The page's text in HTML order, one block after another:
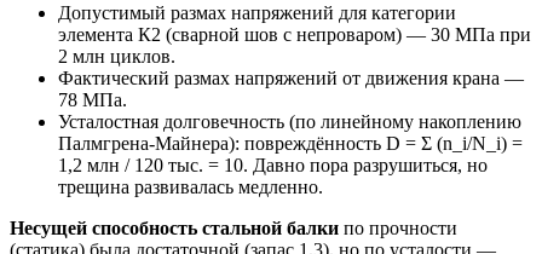
Допустимый размах напряжений для категории
элемента К2 (сварной шов с непроваром) — 30 МПа при
2 млн циклов.
Фактический размах напряжений от движения крана —
78 МПа.
Усталостная долговечность (по линейному накоплению
Палмгрена-Майнера): повреждённость D = Σ (n_i/N_i) =
1,2 млн / 120 тыс. = 10. Давно пора разрушиться, но
трещина развивалась медленно.
Несущей способность стальной балки по прочности
(статика) была достаточной (запас 1,3), но по усталости —